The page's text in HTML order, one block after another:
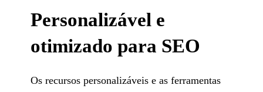
Personalizável e
otimizado para SEO
Os recursos personalizáveis e as ferramentas